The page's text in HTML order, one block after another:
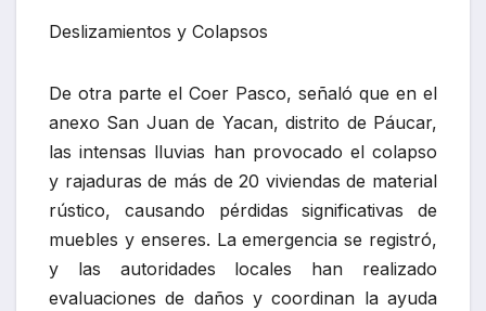
Deslizamientos y Colapsos
De otra parte el Coer Pasco, señaló que en el
anexo San Juan de Yacan, distrito de Páucar,
las intensas lluvias han provocado el colapso
y rajaduras de más de 20 viviendas de material
rústico, causando pérdidas significativas de
muebles y enseres. La emergencia se registró,
y las autoridades locales han realizado
evaluaciones de daños y coordinan la ayuda